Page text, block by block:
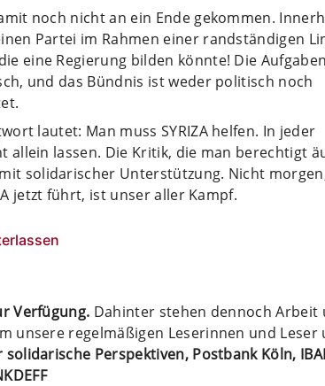
noch nicht an ein Ende gekommen.
Partei im Rahmen einer randständigen
eine Regierung bilden könnte! Die
und das Bündnis ist weder politisch noch
lautet: Man muss SYRIZA helfen. In jeder
allein lassen. Die Kritik, die man berechtigt
solidarischer Unterstützung. Nicht
jetzt führt, ist unser aller Kampf.
Verfügung. Dahinter stehen dennoch Arbeit
unsere regelmäßigen Leserinnen und Leser
Perspektiven, Postbank Köln,